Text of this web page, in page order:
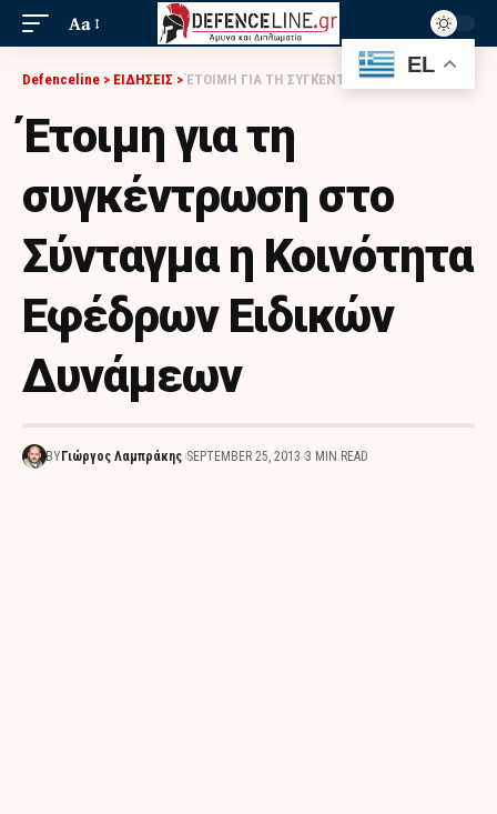
Aa
Defenceline > ΕΙΔΗΣΕΙΣ >ΈΤΟΙΜΗ ΓΙΑ ΤΗ ΣΥΓΚΈΝΤΡΩΣΗ ΣΤΟ ΣΎΝΤΑΓΜΑ Η ΚΟΙΝΌΤΗΤΑ ΕΦΈΔΡΩΝ ΕΙΔΙΚΏΝ ΔΥΝΆΜΕΩΝ
Έτοιμη για τη
συγκέντρωση στο
Σύνταγμα η Κοινότητα
Εφέδρων Ειδικών
Δυνάμεων
BY Γιώργος Λαμπράκης SEPTEMBER 25, 2013 3 MIN READ
EL